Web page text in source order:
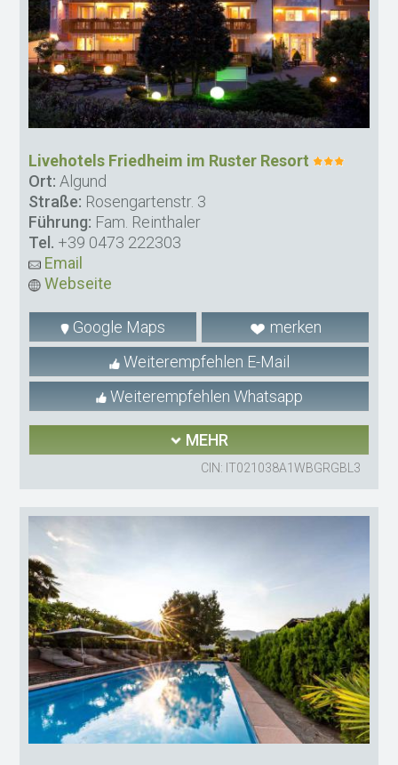
Livehotels Friedheim im Ruster Resort
Ort: Algund
Straße: Rosengartenstr. 3
Führung: Fam. Reinthaler
Tel. +39 0473 222303
Email
Webseite
Google Maps
merken
Weiterempfehlen E-Mail
Weiterempfehlen Whatsapp
MEHR
CIN: IT021038A1WBGRGBL3